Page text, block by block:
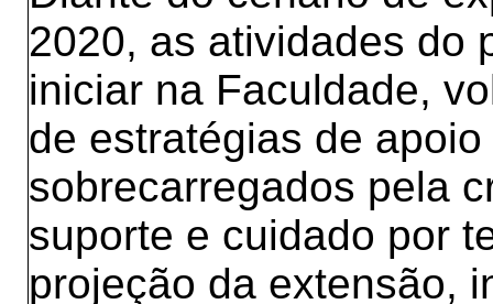
2020, as atividades do
iniciar na Faculdade,
de estratégias de
sobrecarregados pela
suporte e cuidado por
projeção da extensão,